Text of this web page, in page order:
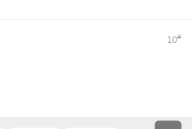
10#